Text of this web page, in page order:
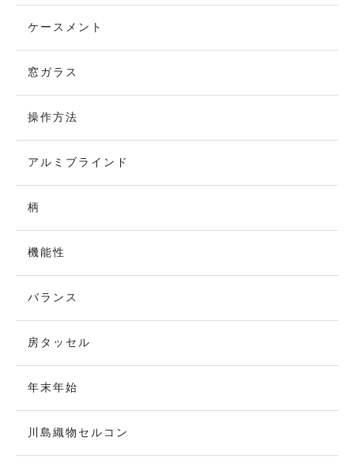
ケースメント
窓ガラス
操作方法
アルミブラインド
柄
機能性
バランス
房タッセル
年末年始
川島織物セルコン